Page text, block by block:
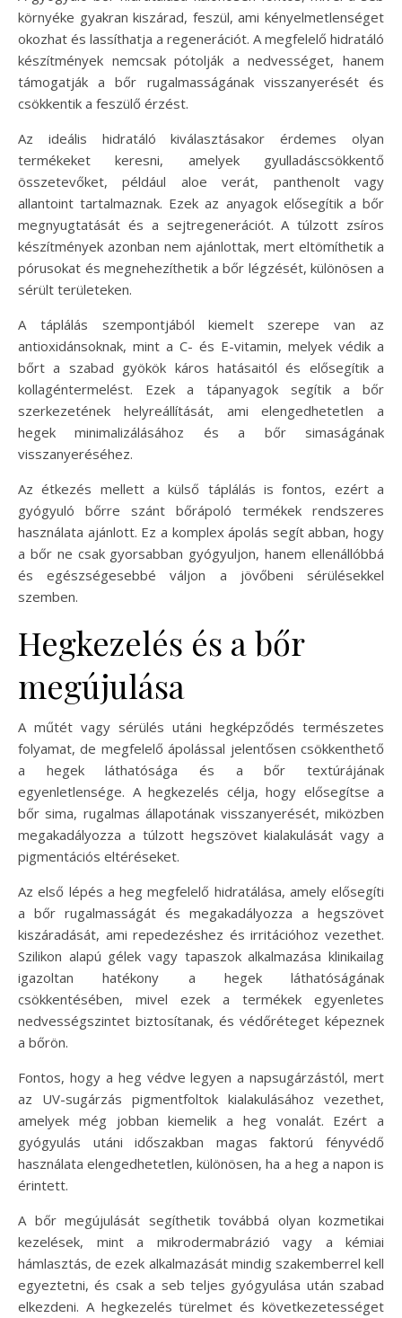
környéke gyakran kiszárad, feszül, ami kényelmetlenséget
okozhat és lassíthatja a regenerációt. A megfelelő hidratáló
készítmények nemcsak pótolják a nedvességet, hanem
támogatják a bőr rugalmasságának visszanyerését és
csökkentik a feszülő érzést.
Az ideális hidratáló kiválasztásakor érdemes olyan
termékeket keresni, amelyek gyulladáscsökkentő
összetevőket, például aloe verát, panthenolt vagy
allantoint tartalmaznak. Ezek az anyagok elősegítik a bőr
megnyugtatását és a sejtregenerációt. A túlzott zsíros
készítmények azonban nem ajánlottak, mert eltömíthetik a
pórusokat és megnehezíthetik a bőr légzését, különösen a
sérült területeken.
A táplálás szempontjából kiemelt szerepe van az
antioxidánsoknak, mint a C- és E-vitamin, melyek védik a
bőrt a szabad gyökök káros hatásaitól és elősegítik a
kollagéntermelést. Ezek a tápanyagok segítik a bőr
szerkezetének helyreállítását, ami elengedhetetlen a
hegek minimalizálásához és a bőr simaságának
visszanyeréséhez.
Az étkezés mellett a külső táplálás is fontos, ezért a
gyógyuló bőrre szánt bőrápoló termékek rendszeres
használata ajánlott. Ez a komplex ápolás segít abban, hogy
a bőr ne csak gyorsabban gyógyuljon, hanem ellenállóbbá
és egészségesebbé váljon a jövőbeni sérülésekkel
szemben.
Hegkezelés és a bőr
megújulása
A műtét vagy sérülés utáni hegképződés természetes
folyamat, de megfelelő ápolással jelentősen csökkenthető
a hegek láthatósága és a bőr textúrájának
egyenletlensége. A hegkezelés célja, hogy elősegítse a
bőr sima, rugalmas állapotának visszanyerését, miközben
megakadályozza a túlzott hegszövet kialakulását vagy a
pigmentációs eltéréseket.
Az első lépés a heg megfelelő hidratálása, amely elősegíti
a bőr rugalmasságát és megakadályozza a hegszövet
kiszáradását, ami repedezéshez és irritációhoz vezethet.
Szilikon alapú gélek vagy tapaszok alkalmazása klinikailag
igazoltan hatékony a hegek láthatóságának
csökkentésében, mivel ezek a termékek egyenletes
nedvességszintet biztosítanak, és védőréteget képeznek
a bőrön.
Fontos, hogy a heg védve legyen a napsugárzástól, mert
az UV-sugárzás pigmentfoltok kialakulásához vezethet,
amelyek még jobban kiemelik a heg vonalát. Ezért a
gyógyulás utáni időszakban magas faktorú fényvédő
használata elengedhetetlen, különösen, ha a heg a napon is
érintett.
A bőr megújulását segíthetik továbbá olyan kozmetikai
kezelések, mint a mikrodermabrázió vagy a kémiai
hámlasztás, de ezek alkalmazását mindig szakemberrel kell
egyeztetni, és csak a seb teljes gyógyulása után szabad
elkezdeni. A hegkezelés türelmet és következetességet